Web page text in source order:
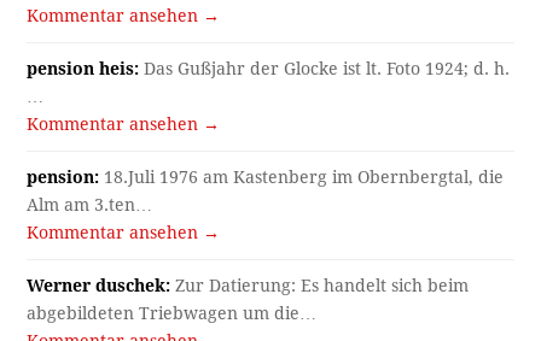
Kommentar ansehen →
pension heis: Das Gußjahr der Glocke ist lt. Foto 1924; d. h.
Kommentar ansehen →
pension: 18.Juli 1976 am Kastenberg im Obernbergtal, die
Alm am 3.ten…
Kommentar ansehen →
Werner duschek: Zur Datierung: Es handelt sich beim
abgebildeten Triebwagen um die…